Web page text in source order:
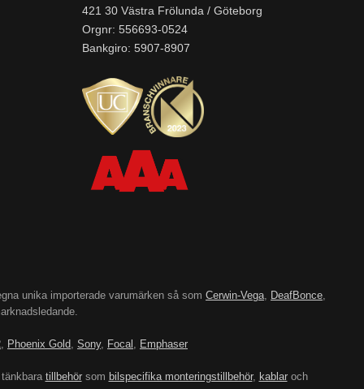
421 30 Västra Frölunda / Göteborg
Orgnr: 556693-0524
Bankgiro: 5907-8907
unika importerade varumärken så som Cerwin-Vega DeafBonce
Phoenix Gold Sony, Focal Emphaser
tillbehörsom bilspecifika monteringstillbehör, kablaroch